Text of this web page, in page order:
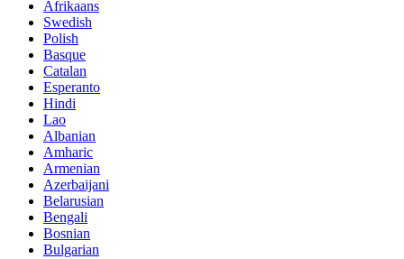
Afrikaans
Swedish
Polish
Basque
Catalan
Esperanto
Hindi
Lao
Albanian
Amharic
Armenian
Azerbaijani
Belarusian
Bengali
Bosnian
Bulgarian